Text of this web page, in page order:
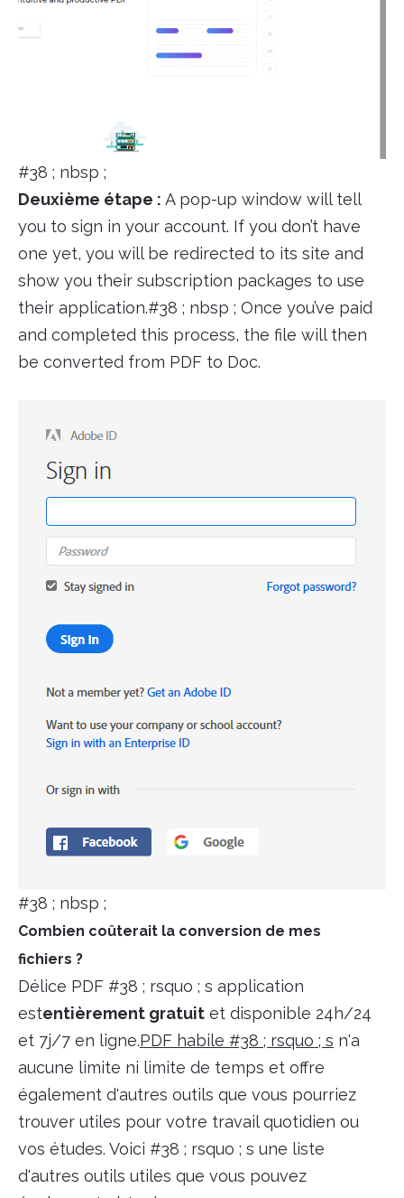
#38 ; nbsp ;
Deuxième étape : A pop-up window will tell
you to sign in your account. If you don’t have
one yet, you will be redirected to its site and
show you their subscription packages to use
their application.#38 ; nbsp ; Once you’ve paid
and completed this process, the file will then
be converted from PDF to Doc.
#38 ; nbsp ;
Combien coûterait la conversion de mes
fichiers ?
Délice PDF #38 ; rsquo ; s application
estentièrement gratuit et disponible 24h/24
et 7j/7 en ligne.PDF habile #38 ; rsquo ; s n'a
aucune limite ni limite de temps et offre
également d'autres outils que vous pourriez
trouver utiles pour votre travail quotidien ou
vos études. Voici #38 ; rsquo ; s une liste
d'autres outils utiles que vous pouvez